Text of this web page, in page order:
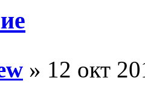
» 12 окт